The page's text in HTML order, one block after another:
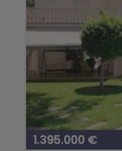
1.395.000 €